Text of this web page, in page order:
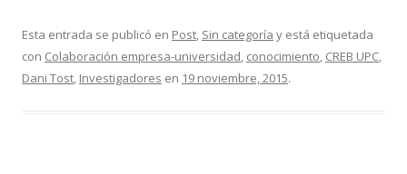
Esta entrada se publicó en Post, Sin categoría y está etiquetada
con Colaboración empresa-universidad, conocimiento, CREB UPC,
Dani Tost, Investigadores en 19 noviembre, 2015.